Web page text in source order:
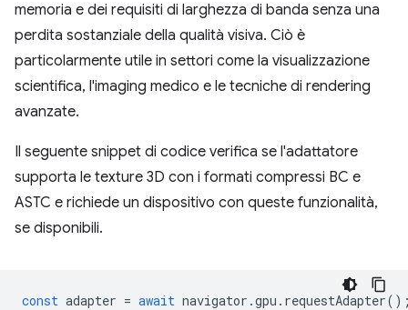
memoria e dei requisiti di larghezza di banda senza una
perdita sostanziale della qualità visiva. Ciò è
particolarmente utile in settori come la visualizzazione
scientifica, l'imaging medico e le tecniche di rendering
avanzate.
Il seguente snippet di codice verifica se l'adattatore
supporta le texture 3D con i formati compressi BC e
ASTC e richiede un dispositivo con queste funzionalità,
se disponibili.
const adapter = await navigator .gpu . requestAdapter